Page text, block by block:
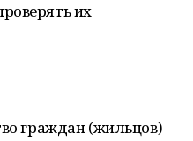
их
граждан (жильцов)